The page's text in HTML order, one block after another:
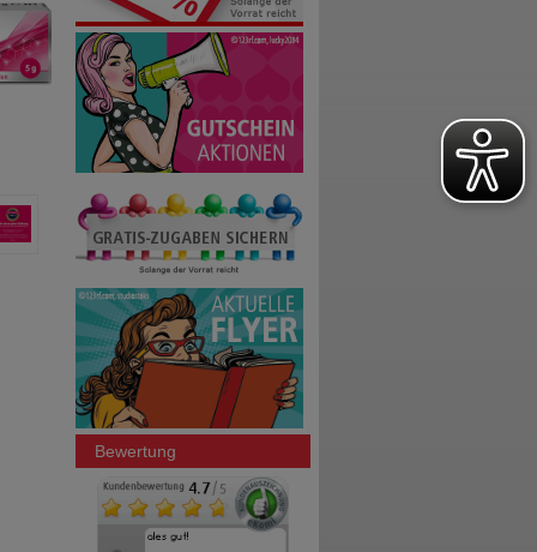
Bewertung